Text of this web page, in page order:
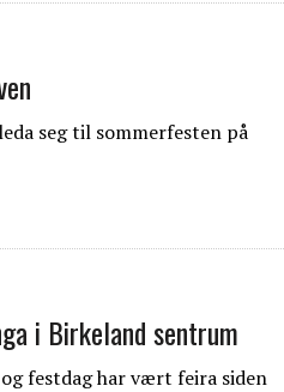
seg til sommerfesten på
i Birkeland sentrum
festdag har vært feira siden